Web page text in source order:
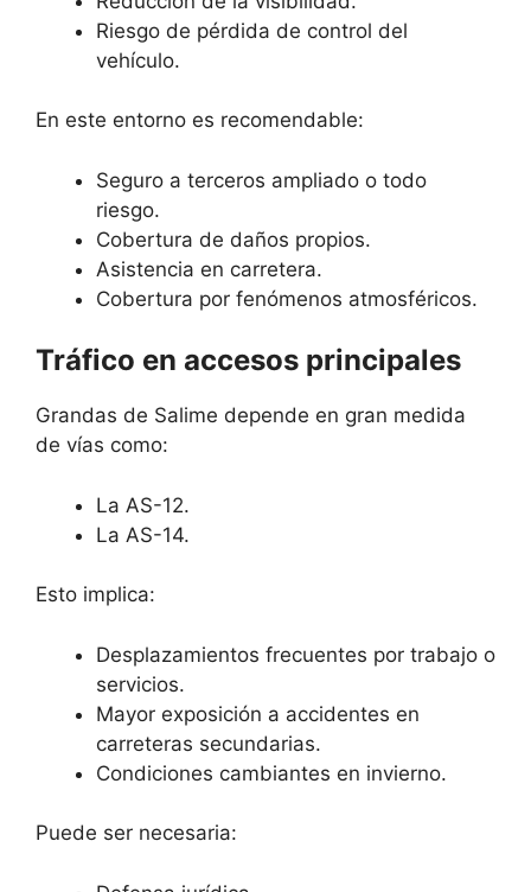
Riesgo de pérdida de control del
vehículo.
En este entorno es recomendable:
Seguro a terceros ampliado o todo
riesgo.
Cobertura de daños propios.
Asistencia en carretera.
Cobertura por fenómenos atmosféricos.
Tráfico en accesos principales
Grandas de Salime depende en gran medida
de vías como:
La AS-12.
La AS-14.
Esto implica:
Desplazamientos frecuentes por trabajo o
servicios.
Mayor exposición a accidentes en
carreteras secundarias.
Condiciones cambiantes en invierno.
Puede ser necesaria: